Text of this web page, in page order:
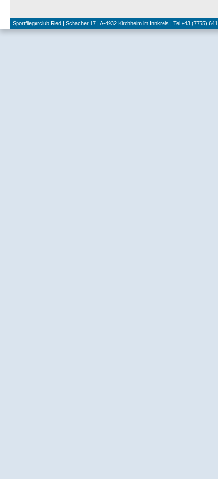
Sportfliegerclub Ried | Schacher 17 | A-4932 Kirchheim im Innkreis | Tel +43 (7755)